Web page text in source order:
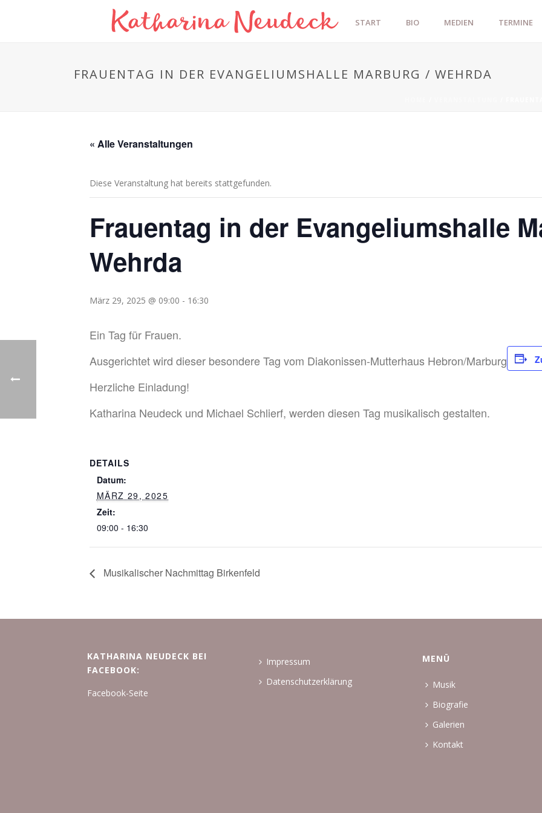
START BIO MEDIEN TERMINE
FRAUENTAG IN DER EVANGELIUMSHALLE MARBURG / WEHRDA
« Alle Veranstaltungen
Diese Veranstaltung hat bereits stattgefunden.
Frauentag in der Evangeliumshalle
Wehrda
März 29, 2025 @ 09:00 - 16:30
Ein Tag für Frauen.
Ausgerichtet wird dieser besondere Tag vom Diakonissen-Mutterhaus Hebron/Marburg
Herzliche Einladung!
Katharina Neudeck und Michael Schlierf, werden diesen Tag musikalisch gestalten.
DETAILS
Datum:
MÄRZ 29, 2025
Zeit:
09:00 - 16:30
Musikalischer Nachmittag Birkenfeld
KATHARINA NEUDECK BEI
FACEBOOK:
Facebook-Seite
Impressum
Datenschutzerklärung
MENÜ
Musik
Biografie
Galerien
Kontakt